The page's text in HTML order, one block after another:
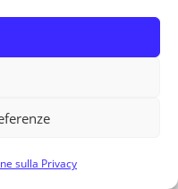
sulla Privacy